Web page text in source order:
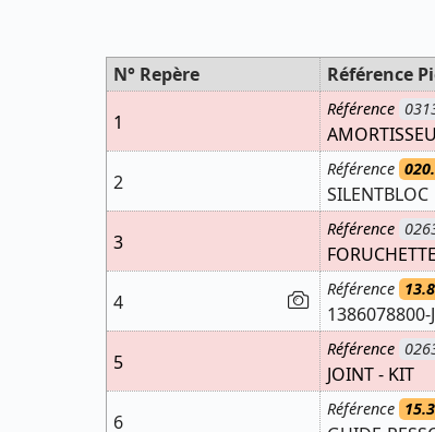
N° Repère Référence
1
Référence
2
Référence
SILENTBLOC
3
Référence
4
Référence
1386078800-
5
Référence
JOINT - KIT
6
Référence